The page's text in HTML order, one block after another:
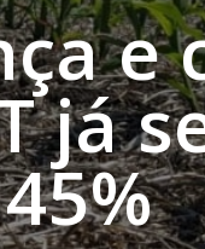
e
já